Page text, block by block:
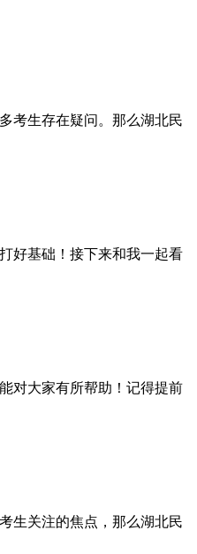
考生存在疑问。那么湖北民
好基础！接下来和我一起看
对大家有所帮助！记得提前
生关注的焦点，那么湖北民